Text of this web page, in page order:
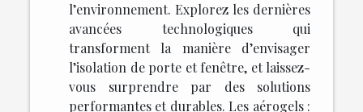
l’environnement. Explorez les dernières
avancées technologiques qui
transforment la manière d’envisager
l’isolation de porte et fenêtre, et laissez-
vous surprendre par des solutions
performantes et durables. Les aérogels :